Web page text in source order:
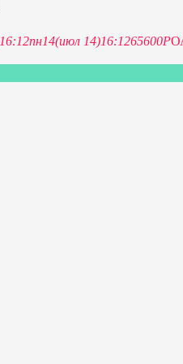
16:12пн14(июл 14)16:1265600P